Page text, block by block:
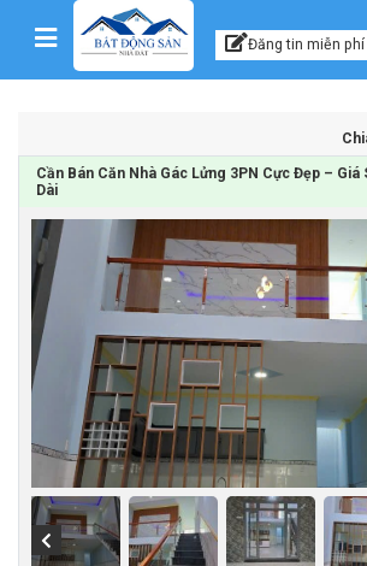
Skip to content Kênh
Đăng tin miễn phí
Cần Bán Căn Nhà Gác Lửng 3PN Cực Đẹp – Giá
Dài